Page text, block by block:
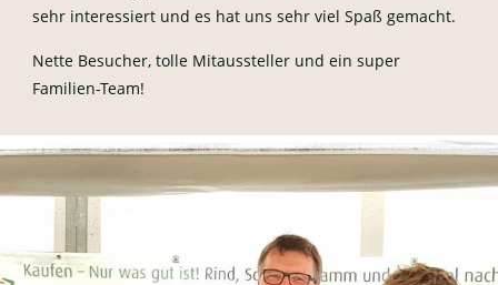
sehr interessiert und es hat uns sehr viel Spaß gemacht.
Nette Besucher, tolle Mitaussteller und ein super
Familien-Team!